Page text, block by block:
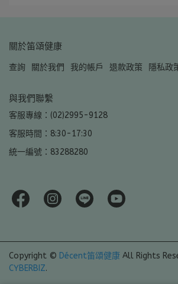
關於笛頌健康
查詢 關於我們 我的帳戶 退款政策 隱私政
與我們聯繫
客服專線：(02)2995-9128
客服時間：8:30-17:30
統一編號：83288280
Copyright © Décent笛頌健康 All Rights
CYBERBIZ.